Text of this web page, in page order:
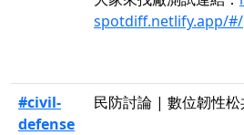
spotdiff.netlify.app/
#civil-
defense
民防討論 | 數位韌性松